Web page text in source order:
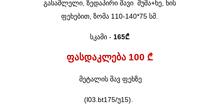
გასაშლელი, ზედაპირი შავი შუშა+ხე, ხის
ფეხებით, ზომა 110-140*75 სმ.
სკამი- 165₾
ფასდაკლება 100 ₾
მეტალის შავ ფეხზე
(l03.bt175/უ15)